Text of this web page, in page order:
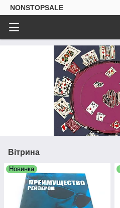
NONSTOPSALE
Вітрина
Новинка